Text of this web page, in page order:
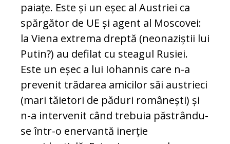
paiațe. Este și un eșec al Austriei ca
spărgător de UE și agent al Moscovei:
la Viena extrema dreptă (neonaziștii lui
Putin?) au defilat cu steagul Rusiei.
Este un eșec a lui Iohannis care n-a
prevenit trădarea amicilor săi austrieci
(mari tăietori de păduri românești) și
n-a intervenit când trebuia păstrându-
se într-o enervantă inerție